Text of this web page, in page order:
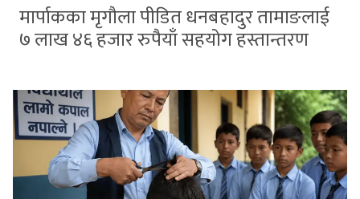
मार्पाकका मृगौला पीडित धनबहादुर तामाङलाई
७ लाख ४६ हजार रुपैयाँ सहयोग हस्तान्तरण